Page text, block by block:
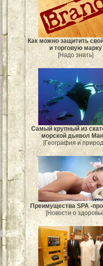
Как можно защитить
и торговую марку
[Надо знать]
Самый крупный из
морской дьявол
[География и
Преимущества SPA -
[Новости о